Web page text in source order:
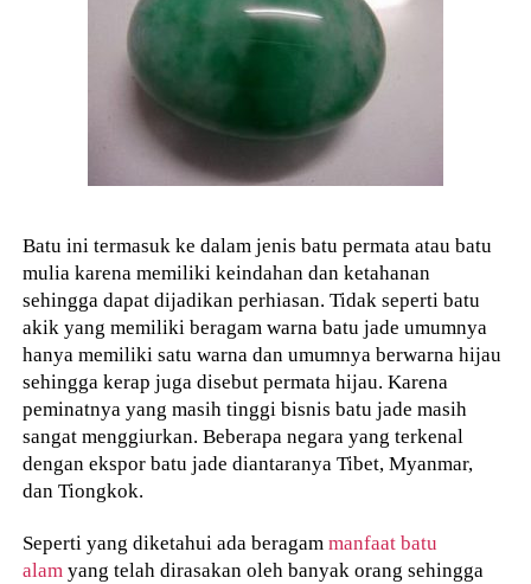
Batu ini termasuk ke dalam jenis batu permata atau batu
mulia karena memiliki keindahan dan ketahanan
sehingga dapat dijadikan perhiasan. Tidak seperti batu
akik yang memiliki beragam warna batu jade umumnya
hanya memiliki satu warna dan umumnya berwarna hijau
sehingga kerap juga disebut permata hijau. Karena
peminatnya yang masih tinggi bisnis batu jade masih
sangat menggiurkan. Beberapa negara yang terkenal
dengan ekspor batu jade diantaranya Tibet, Myanmar,
dan Tiongkok.
Seperti yang diketahui ada beragammanfaat batu
alam yang telah dirasakan oleh banyak orang sehingga